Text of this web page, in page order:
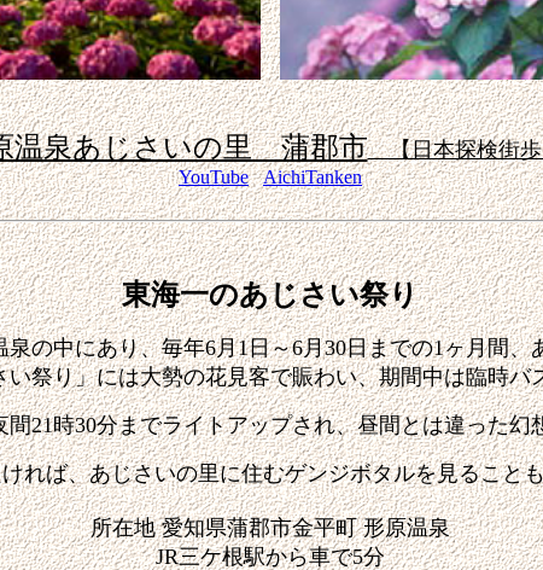
温泉あじさいの里 蒲郡市【日本探検街歩
YouTube AichiTanken
東海一のあじさい祭り
の中にあり、毎年6月1日～6月30日までの1ヶ月間、
い祭り」には大勢の花見客で賑わい、期間中は臨時バ
21時30分までライトアップされ、昼間とは違った幻
れば、あじさいの里に住むゲンジボタルを見ること
所在地 愛知県蒲郡市金平町‎ 形原温泉
JR三ケ根駅から車で5分